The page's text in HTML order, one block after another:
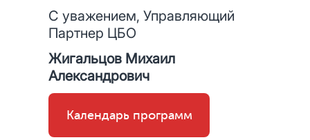
С уважением, Управляющий
Партнер ЦБО
Жигальцов Михаил
Александрович
Календарь программ